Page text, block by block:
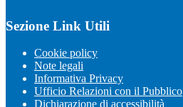
Sezione Link Utili
Cookie policy
Note legali
Informativa Privacy
Ufficio Relazioni con il Pubblico
Dichiarazione di accessibilità